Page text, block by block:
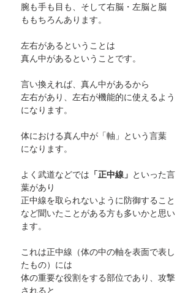
腕も手も目も、そして右脳・左脳と脳
ももちろんあります。
左右があるということは
真ん中があるということです。
言い換えれば、真ん中があるから
左右があり、左右が機能的に使えるよう
になります。
体における真ん中が「軸」という言葉
になります。
よく武道などでは 「正中線」 といった言
葉があり
正中線を取られないように防御すること
など聞いたことがある方も多いかと思い
ます。
これは正中線（体の中の軸を表面で表し
たもの）には
体の重要な役割をする部位であり、攻撃
されると